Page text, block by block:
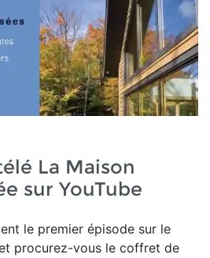
La Maison
sur YouTube
le premier épisode sur le
procurez-vous le coffret de